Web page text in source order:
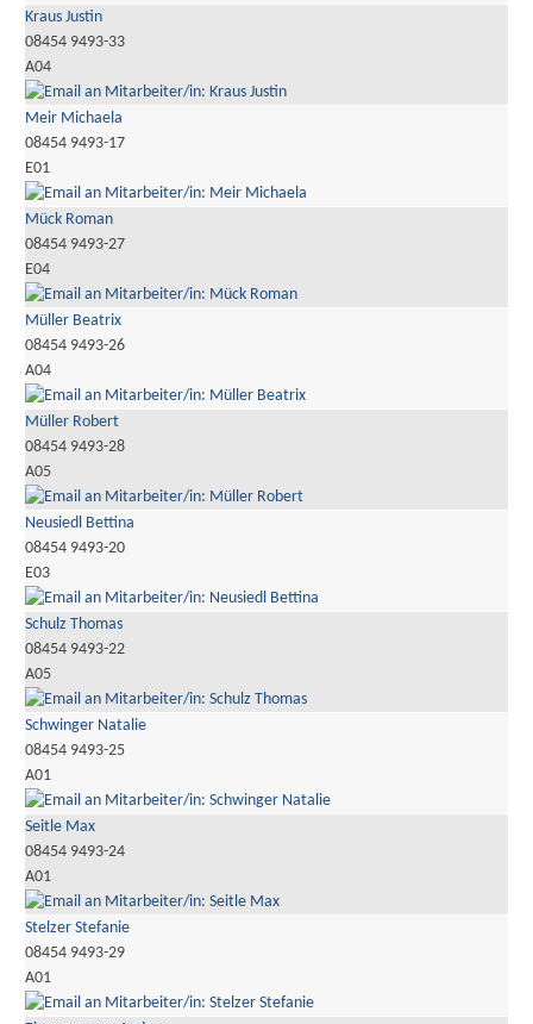
Kraus Justin
08454 9493-33
A04
Meir Michaela
08454 9493-17
E01
Mück Roman
08454 9493-27
E04
Müller Beatrix
08454 9493-26
A04
Müller Robert
08454 9493-28
A05
Neusiedl Bettina
08454 9493-20
E03
Schulz Thomas
08454 9493-22
A05
Schwinger Natalie
08454 9493-25
A01
Seitle Max
08454 9493-24
A01
Stelzer Stefanie
08454 9493-29
A01